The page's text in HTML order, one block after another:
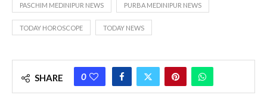
PASCHIM MEDINIPUR NEWS PURBA MEDINIPUR NEWS
TODAY HOROSCOPE TODAY NEWS
SHARE 0